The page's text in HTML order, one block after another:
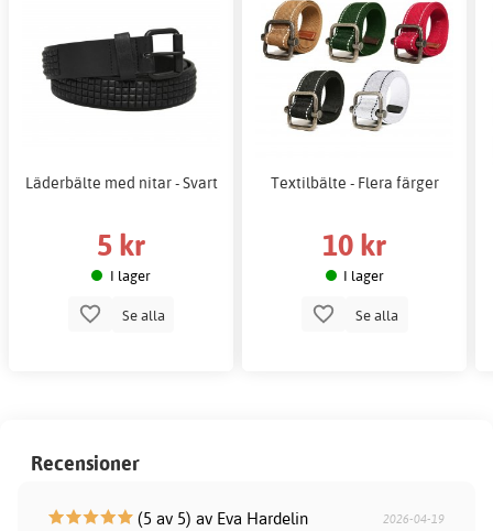
Läderbälte med nitar - Svart
5 kr
I lager
Se alla
Textilbälte - Flera färger
10 kr
I lager
Se alla
Recensioner
(5 av 5) av Eva Hardelin 2026-04-19